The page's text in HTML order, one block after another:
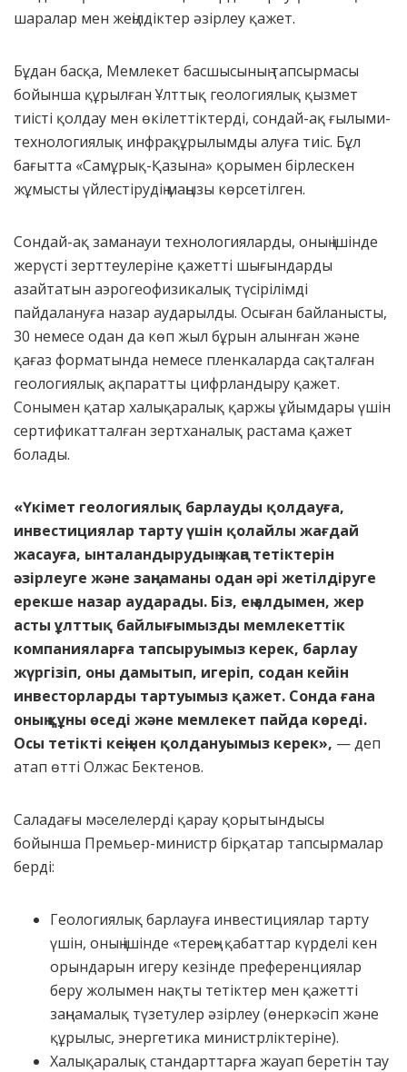
шаралар мен жеңілдіктер әзірлеу қажет.
Бұдан басқа, Мемлекет басшысының тапсырмасы
бойынша құрылған Ұлттық геологиялық қызмет
тиісті қолдау мен өкілеттіктерді, сондай-ақ ғылыми-
технологиялық инфрақұрылымды алуға тиіс. Бұл
бағытта «Самұрық-Қазына» қорымен бірлескен
жұмысты үйлестірудің маңызы көрсетілген.
Сондай-ақ заманауи технологияларды, оның ішінде
жерүсті зерттеулеріне қажетті шығындарды
азайтатын аэрогеофизикалық түсірілімді
пайдалануға назар аударылды. Осыған байланысты,
30 немесе одан да көп жыл бұрын алынған және
қағаз форматында немесе пленкаларда сақталған
геологиялық ақпаратты цифрландыру қажет.
Сонымен қатар халықаралық қаржы ұйымдары үшін
сертификатталған зертханалық растама қажет
болады.
«Үкімет геологиялық барлауды қолдауға,
инвестициялар тарту үшін қолайлы жағдай
жасауға, ынталандырудың жаңа тетіктерін
әзірлеуге және заңнаманы одан әрі жетілдіруге
ерекше назар аударады. Біз, ең алдымен, жер
асты ұлттық байлығымызды мемлекеттік
компанияларға тапсыруымыз керек, барлау
жүргізіп, оны дамытып, игеріп, содан кейін
инвесторларды тартуымыз қажет. Сонда ғана
оның құны өседі және мемлекет пайда көреді.
Осы тетікті кеңінен қолдануымыз керек», — деп
атап өтті Олжас Бектенов.
Саладағы мәселелерді қарау қорытындысы
бойынша Премьер-министр бірқатар тапсырмалар
берді:
Геологиялық барлауға инвестициялар тарту
үшін, оның ішінде «терең» қабаттар күрделі кен
орындарын игеру кезінде преференциялар
беру жолымен нақты тетіктер мен қажетті
заңнамалық түзетулер әзірлеу (өнеркәсіп және
құрылыс, энергетика министрліктеріне).
Халықаралық стандарттарға жауап беретін тау